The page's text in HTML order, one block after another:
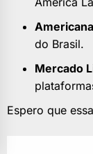
do Brasil.
Mercado
Espero que